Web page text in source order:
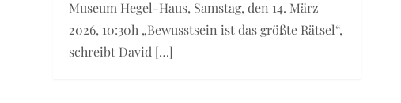
Museum Hegel-Haus, Samstag, den 14. März
2026, 10:30h „Bewusstsein ist das größte Rätsel“,
schreibt David […]